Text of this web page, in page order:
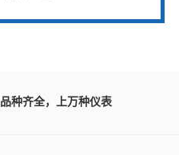
品种齐全，上万种仪表